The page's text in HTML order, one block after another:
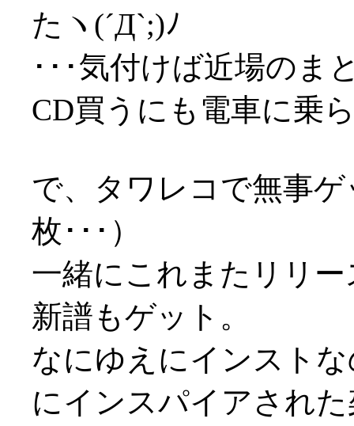
たヽ(´Д`;)ﾉ
･･･気付けば近場のま
CD買うにも電車に乗
で、タワレコで無事
枚･･･）
一緒にこれまたリリ
新譜もゲット。
なにゆえにインスト
にインスパイアされ